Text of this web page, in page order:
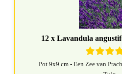
12 x Lavandula
Pot 9x9 cm - Een Zee van